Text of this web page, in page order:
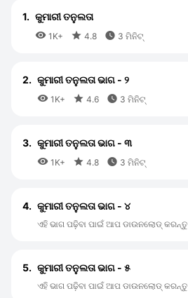
1. କୁମାରୀ ତନୁଲତା
 1K+  4.8  3 ମିନିଟ୍
2. କୁମାରୀ ତନୁଲତା ଭାଗ - ୨
 1K+  4.6  3 ମିନିଟ୍
3. କୁମାରୀ ତନୁଲତା ଭାଗ - ୩
 1K+  4.8  3 ମିନିଟ୍
4. କୁମାରୀ ତନୁଲତା ଭାଗ - ୪
ଏହି ଭାଗ ପଢ଼ିବା ପାଇଁ ଆପ ଡାଉନଲୋଡ୍ କରନ୍ତୁ
5. କୁମାରୀ ତନୁଲତା ଭାଗ - ୫
ଏହି ଭାଗ ପଢ଼ିବା ପାଇଁ ଆପ ଡାଉନଲୋଡ୍ କରନ୍ତୁ